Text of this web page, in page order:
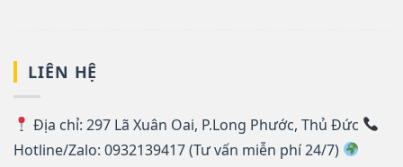
LIÊN HỆ
Địa chỉ: 297 Lã Xuân Oai, P.Long Phước, Thủ Đức
Hotline/Zalo: 0932139417 (Tư vấn miễn phí 24/7)